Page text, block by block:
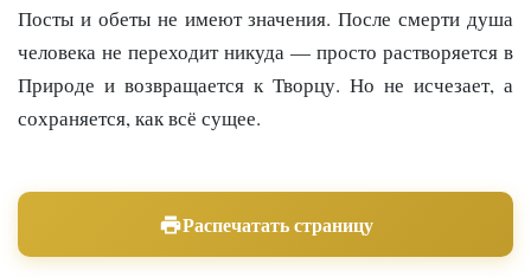
Посты и обеты не имеют значения. После смерти душа
человека не переходит никуда — просто растворяется в
Природе и возвращается к Творцу. Но не исчезает, а
сохраняется, как всё сущее.
Распечатать страницу